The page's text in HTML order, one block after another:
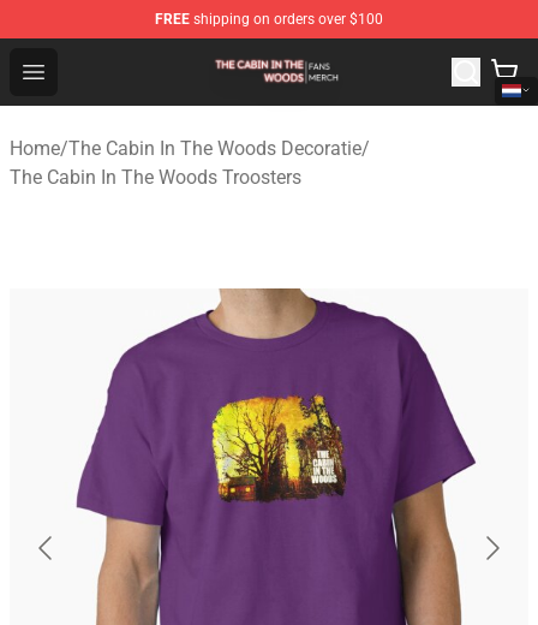
FREE shipping on orders over $100
Open menu
The Cabin In The Woods Shop - Official The Cabin In
Home/The Cabin In The Woods Decoratie/
The Cabin In The Woods Troosters